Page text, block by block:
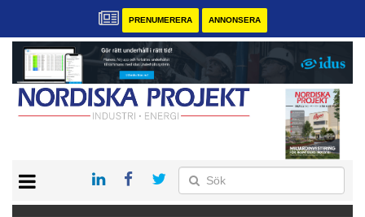
PRENUMERERA ANNONSERA